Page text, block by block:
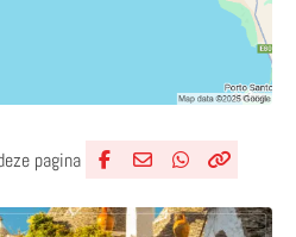
pagina